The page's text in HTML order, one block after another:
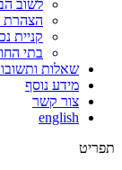
לשוב
הצהרת
קניית
בתי
שאלות
מידע נוסף
צור קשר
english
תפריט